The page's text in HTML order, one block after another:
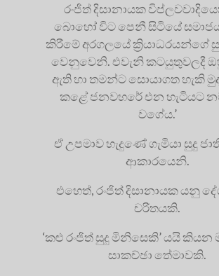
රංජිත් දිසානායක
බොහෝ විට පෙනී සිටියේ
කිරීමේ අරගලයේ ක්‍රියාධරයන්ගේ
වෙනුවෙනි. එවැනි කටයුතුවලදී
ඇති හා තමන්ට සොයාගත හැකි
කළේ ජනවහරේ එන හැටියට නම්
වගේය.’
ඒ උපමාව හැදුණේ ගැමියා සුදු
ආකාරයෙනි.
එහෙත්, රංජිත් දිසානායක යනු
චරිතයකි.
‘කළු රංජිත් සුදු මිනිසෙකි’ යයි කියන
සාකච්ඡා තේමාවකි.